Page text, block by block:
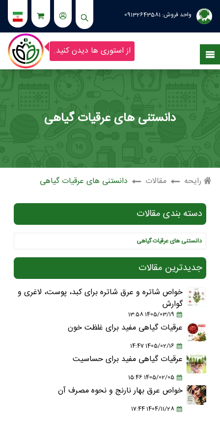
واحد فروش: 09132643581
از استوری ها دیدن کنید.
دانستنی های عرقیات گیاهی
رایحه مقالات دانستنی های عرقیات گیاهی
دسته بندی مقالات
دانستنی های عرقیات گیاهی
جدیدترین مقالات
خواص شاتره و عرق شاتره برای کبد، پوست، لاغری و
گوارش
1405/03/19 13:58
عرقیات گیاهی مفید برای غلظت خون
1405/02/16 14:47
عرقیات گیاهی مفید برای حساسیت
1405/02/05 15:46
خواص عرق بهار نارنج و نحوه مصرف آن
1404/11/28 17:44